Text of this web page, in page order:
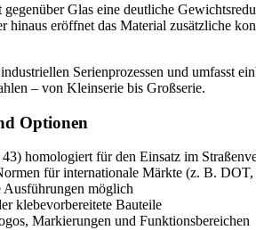
Glas eine deutliche
hinaus eröffnet das Material zusätzliche
Serienprozessen und umfasst
– von Kleinserie bis Großserie.
Optionen
homologiert für den Einsatz im
für internationale Märkte (z. B.
Ausführungen möglich
klebevorbereitete Bauteile
Markierungen und Funktionsbereichen